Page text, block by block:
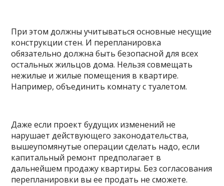
При этом должны учитываться основные несущие
конструкции стен. И перепланировка
обязательно должна быть безопасной для всех
остальных жильцов дома. Нельзя совмещать
нежилые и жилые помещения в квартире.
Например, объединить комнату с туалетом.
Даже если проект будущих изменений не
нарушает действующего законодательства,
вышеупомянутые операции сделать надо, если
капитальный ремонт предполагает в
дальнейшем продажу квартиры. Без согласования
перепланировки вы ее продать не сможете.